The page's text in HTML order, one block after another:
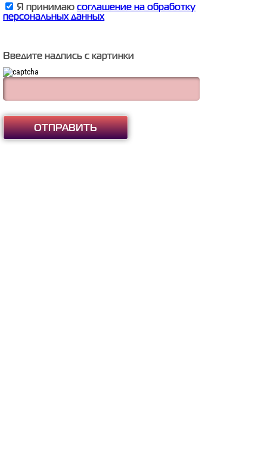
Я принимаюсоглашение на обработку
персональных данных
Введите надпись с картинки
ОТПРАВИТЬ